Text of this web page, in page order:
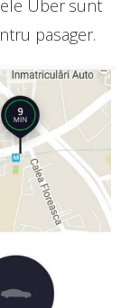
Uber sunt
pasager.